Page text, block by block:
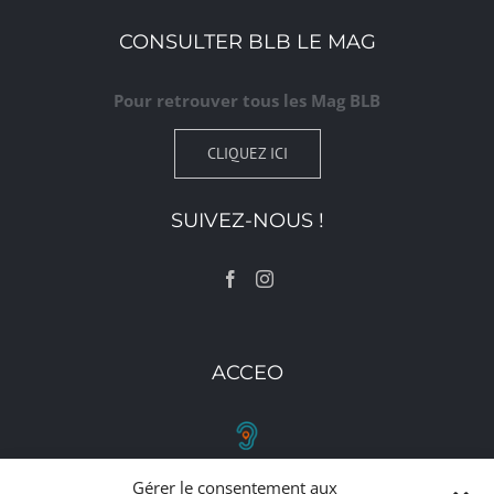
Gérer le consentement aux
CONSULTER BLB LE MAG
Pour retrouver tous les Mag BLB
CLIQUEZ ICI
SUIVEZ-NOUS !
ACCEO